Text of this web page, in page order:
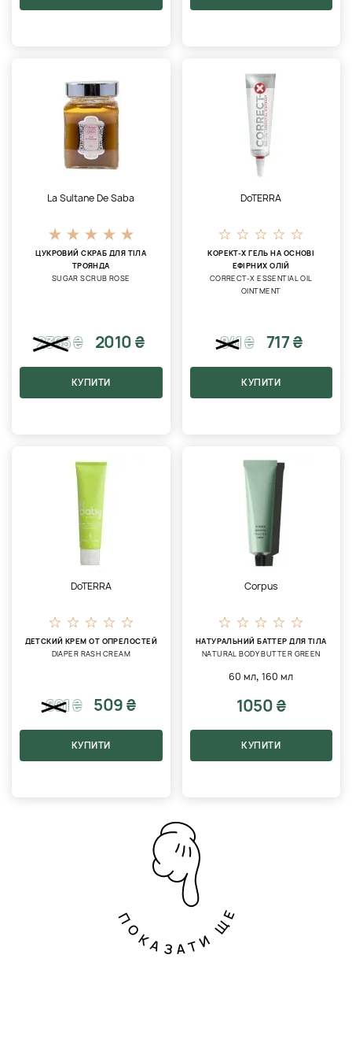
La Sultane De Saba
ЦУКРОВИЙ СКРАБ ДЛЯ ТІЛА
ТРОЯНДА
SUGAR SCRUB ROSE
2365₴ 2010 ₴
КУПИТИ
DoTERRA
КОРЕКТ-Х ГЕЛЬ НА ОСНОВІ
ЕФІРНИХ ОЛІЙ
CORRECT-X ESSENTIAL OIL
OINTMENT
841₴ 717 ₴
КУПИТИ
DoTERRA
ДЕТСКИЙ КРЕМ ОТ ОПРЕЛОСТЕЙ
DIAPER RASH CREAM
601₴ 509 ₴
КУПИТИ
Corpus
НАТУРАЛЬНИЙ БАТТЕР ДЛЯ ТІЛА
NATURAL BODY BUTTER GREEN
60 мл,160 мл
1050 ₴
КУПИТИ
ПОКАЗАТИ ЩЕ